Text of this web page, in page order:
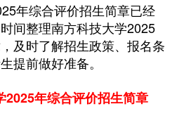
年综合评价招生简章已经
间整理南方科技大学2025
及时了解招生政策、报名条
提前做好准备。
年综合评价招生简章